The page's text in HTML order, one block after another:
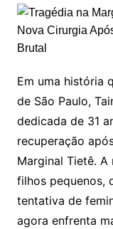
Em uma história
de São Paulo,
dedicada de 31
recuperação
Marginal Tietê. A
filhos pequenos,
tentativa de
agora enfrenta